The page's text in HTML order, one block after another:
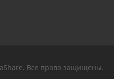
Все права защищены.